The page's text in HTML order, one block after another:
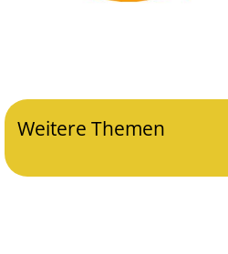
Weitere Themen